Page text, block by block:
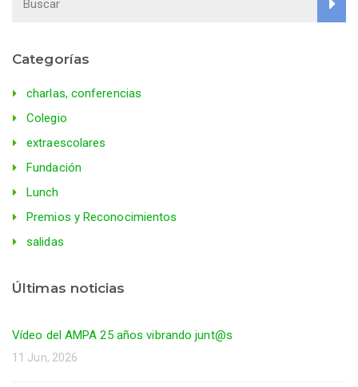
Categorías
charlas, conferencias
Colegio
extraescolares
Fundación
Lunch
Premios y Reconocimientos
salidas
Últimas noticias
Vídeo del AMPA 25 años vibrando junt@s
11 Jun, 2026